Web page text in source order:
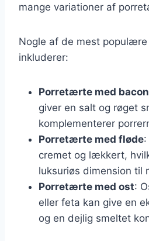
mange variationer af
Nogle af de mest
inkluderer:
Porretærte med bacon
giver en salt og røget
komplementerer
Porretærte med fløde
cremet og lækkert,
luksuriøs dimension til
Porretærte med ost:
eller feta kan give en
og en dejlig smeltet